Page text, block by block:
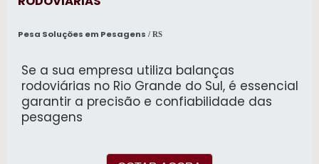
Pesa Soluções em Pesagens / RS
Se a sua empresa utiliza balanças
rodoviárias no Rio Grande do Sul, é essencial
garantir a precisão e confiabilidade das
pesagens